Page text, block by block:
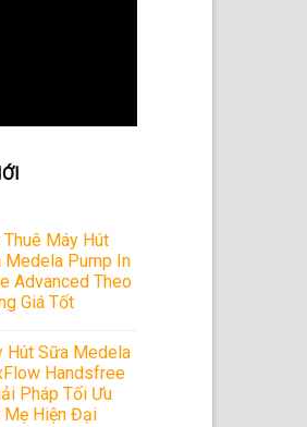
Thuê Máy Hút
Medela Pump In
Advanced Theo
Giá Tốt
Hút Sữa Medela
Handsfree
Pháp Tối Ưu
Mẹ Hiện Đại